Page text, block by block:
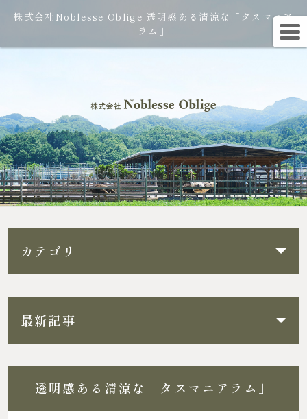
株式会社Noblesse Oblige 透明感ある清涼な「タスマニア
ラム」
カテゴリ
最新記事
透明感ある清涼な「タスマニアラム」